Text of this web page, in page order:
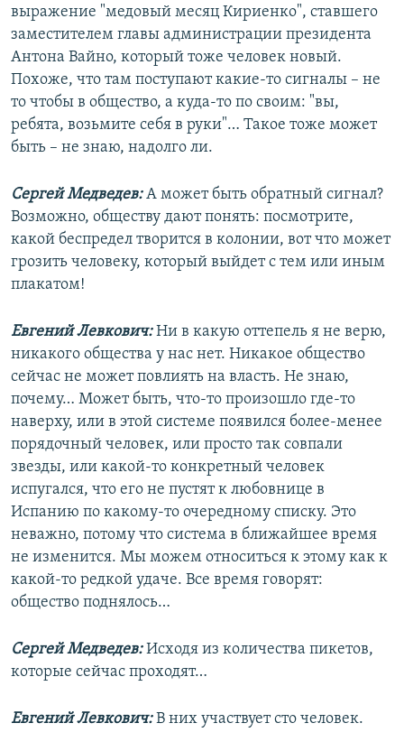
выражение "медовый месяц Кириенко", ставшего
заместителем главы администрации президента
Антона Вайно, который тоже человек новый.
Похоже, что там поступают какие-то сигналы – не
то чтобы в общество, а куда-то по своим: "вы,
ребята, возьмите себя в руки"… Такое тоже может
быть – не знаю, надолго ли.
Сергей Медведев:А может быть обратный сигнал?
Возможно, обществу дают понять: посмотрите,
какой беспредел творится в колонии, вот что может
грозить человеку, который выйдет с тем или иным
плакатом!
Евгений Левкович:Ни в какую оттепель я не верю,
никакого общества у нас нет. Никакое общество
сейчас не может повлиять на власть. Не знаю,
почему… Может быть, что-то произошло где-то
наверху, или в этой системе появился более-менее
порядочный человек, или просто так совпали
звезды, или какой-то конкретный человек
испугался, что его не пустят к любовнице в
Испанию по какому-то очередному списку. Это
неважно, потому что система в ближайшее время
не изменится. Мы можем относиться к этому как к
какой-то редкой удаче. Все время говорят:
общество поднялось…
Сергей Медведев:Исходя из количества пикетов,
которые сейчас проходят…
Евгений Левкович:В них участвует сто человек.